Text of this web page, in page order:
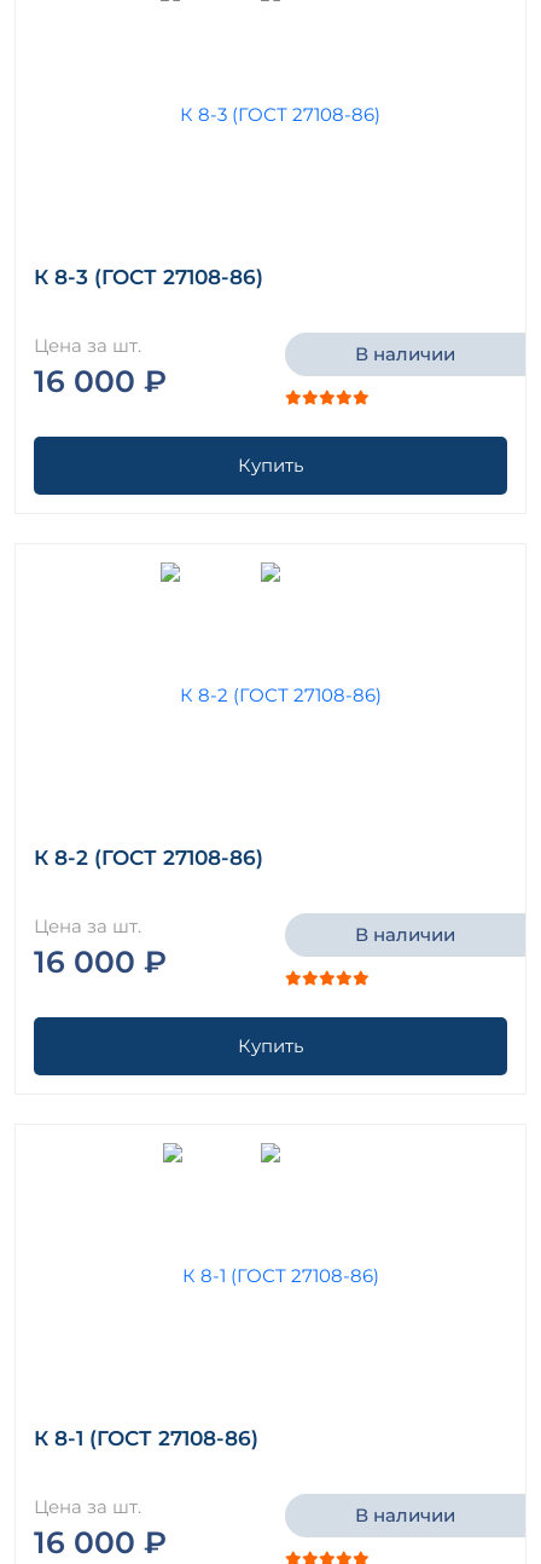
К 8-3 (ГОСТ 27108-86)
Цена за шт.
16 000 ₽
В наличии
Купить
К 8-2 (ГОСТ 27108-86)
Цена за шт.
16 000 ₽
В наличии
Купить
К 8-1 (ГОСТ 27108-86)
Цена за шт.
16 000 ₽
В наличии